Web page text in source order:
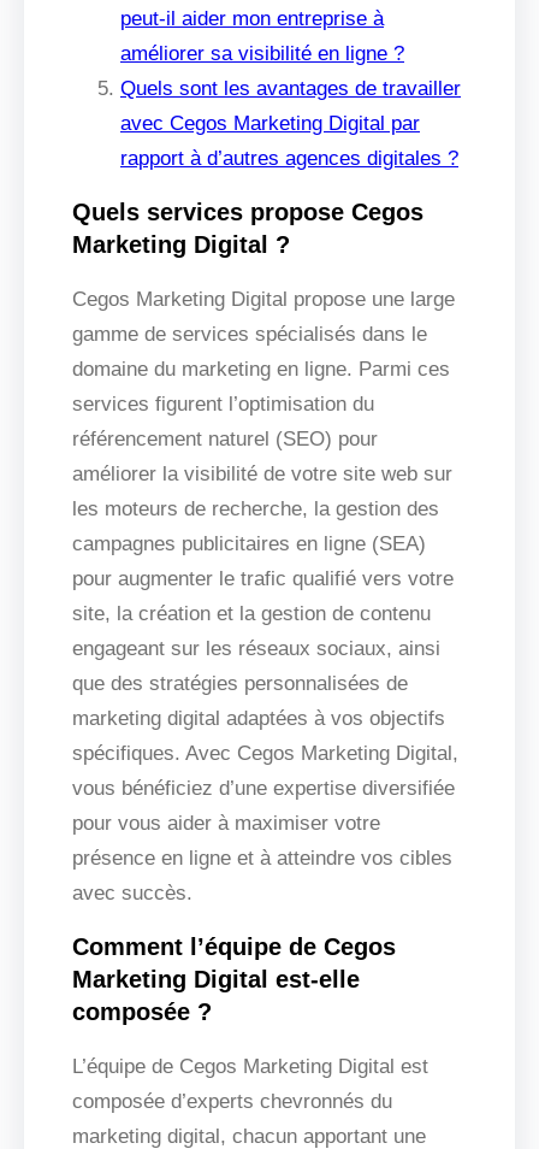
peut-il aider mon entreprise à
améliorer sa visibilité en ligne ?
Quels sont les avantages de travailler
avec Cegos Marketing Digital par
rapport à d’autres agences digitales ?
Quels services propose Cegos
Marketing Digital ?
Cegos Marketing Digital propose une large
gamme de services spécialisés dans le
domaine du marketing en ligne. Parmi ces
services figurent l’optimisation du
référencement naturel (SEO) pour
améliorer la visibilité de votre site web sur
les moteurs de recherche, la gestion des
campagnes publicitaires en ligne (SEA)
pour augmenter le trafic qualifié vers votre
site, la création et la gestion de contenu
engageant sur les réseaux sociaux, ainsi
que des stratégies personnalisées de
marketing digital adaptées à vos objectifs
spécifiques. Avec Cegos Marketing Digital,
vous bénéficiez d’une expertise diversifiée
pour vous aider à maximiser votre
présence en ligne et à atteindre vos cibles
avec succès.
Comment l’équipe de Cegos
Marketing Digital est-elle
composée ?
L’équipe de Cegos Marketing Digital est
composée d’experts chevronnés du
marketing digital, chacun apportant une